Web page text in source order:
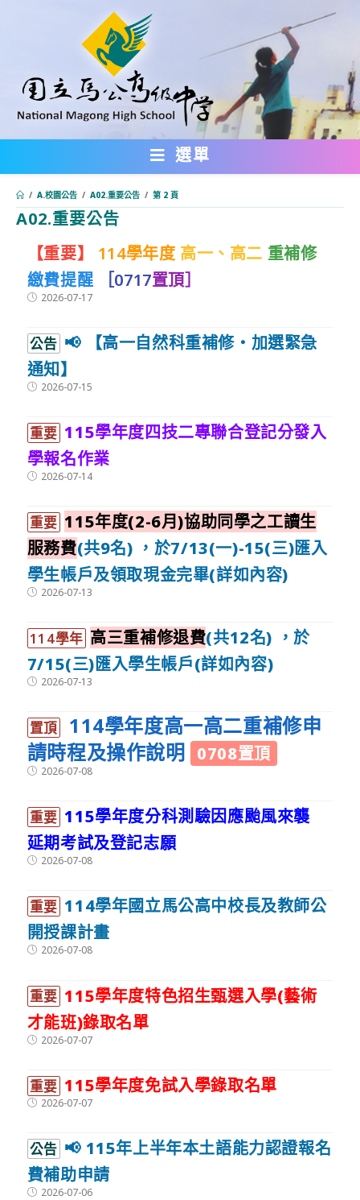
內
選單
A02.重要公告
/ A.校園公告 / A02.重要公告 / 第 2 頁
【重要】 114學年度 高一、高二 重補修
繳費提醒
［0717置頂］
Post2026-07-17
公告 📢 【高一自然科重補修・加選緊急
通知】
Post2026-07-15
重要 115學年度四技二專聯合登記分發入
學報名作業
Post2026-07-14
重要 115年度(2-6月)協助同學之工讀生
服務費(共9名) ，於7/13(一)-15(三)匯入
學生帳戶及領取現金完畢(詳如內容)
Post2026-07-13
114學年 高三重補修退費(共12名) ，於
7/15(三)匯入學生帳戶(詳如內容)
Post2026-07-13
置頂
114學年度高一高二重補修申
請時程及操作說明 0708置頂
Post2026-07-08
重要 115學年度分科測驗因應颱風來襲
延期考試及登記志願
Post2026-07-08
重要 114學年國立馬公高中校長及教師公
開授課計畫
Post2026-07-08
重要 115學年度特色招生甄選入學(藝術
才能班)錄取名單
Post2026-07-07
重要 115學年度免試入學錄取名單
Post2026-07-07
公告 📢 115年上半年本土語能力認證報名
費補助申請
Post2026-07-06